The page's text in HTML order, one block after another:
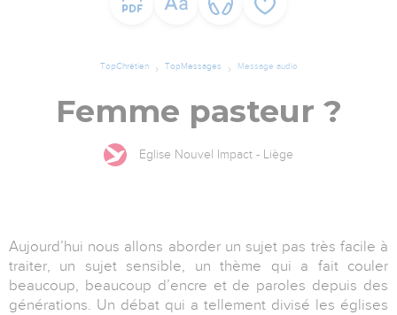
TopChrétien TopMessages Message audio
Femme pasteur ?
Eglise Nouvel Impact - Liège
Aujourd’hui nous allons aborder un sujet pas très facile à
traiter, un sujet sensible, un thème qui a fait couler
beaucoup, beaucoup d’encre et de paroles depuis des
générations. Un débat qui a tellement divisé les églises